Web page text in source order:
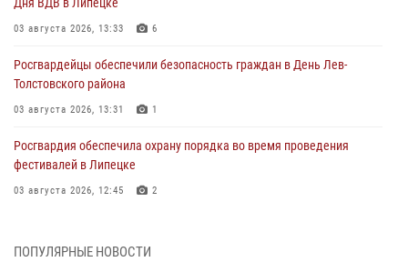
03 августа 2026, 13:33 6
Росгвардейцы обеспечили безопасность граждан в День Лев-
Толстовского района
03 августа 2026, 13:31 1
Росгвардия обеспечила охрану порядка во время проведения
фестивалей в Липецке
03 августа 2026, 12:45 2
детских оздоровительно-образовательных объектов в Липецкой
ПОПУЛЯРНЫЕ НОВОСТИ